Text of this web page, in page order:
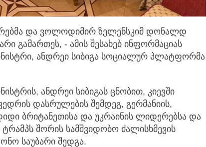
და ვოლოდიმირ ზელენსკიმ დონალდ
გამართეს, - ამის შესახებ ინფორმაციას
ანდრეი სიბიგა სოციალურ პლატფორმა
ანდრეი სიბიგას ცნობით, კიევში
დასრულების შემდეგ, გერმანიის,
ბრიტანეთისა და უკრაინის ლიდერებსა და
შორის სამშვიდობო ძალისხმევის
საუბარი შედგა.